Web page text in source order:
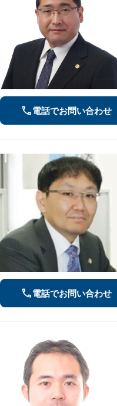
電話でお問い合わせ
電話でお問い合わせ